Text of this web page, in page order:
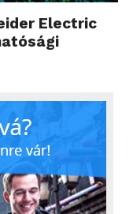
Electric